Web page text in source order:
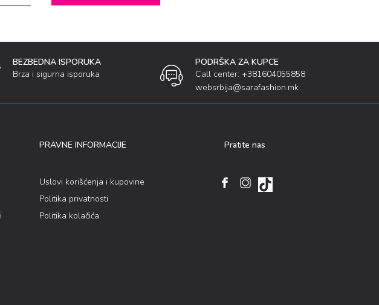
BEZBEDNA ISPORUKA
Brza i sigurna isporuka
PODRŠKA ZA KUPCE
Call center: +381604055858
websrbija@sarafashion.mk
PRAVNE INFORMACIJE
Uslovi korišćenja i kupovine
Politika privatnosti
Politika kolačića
Pratite nas